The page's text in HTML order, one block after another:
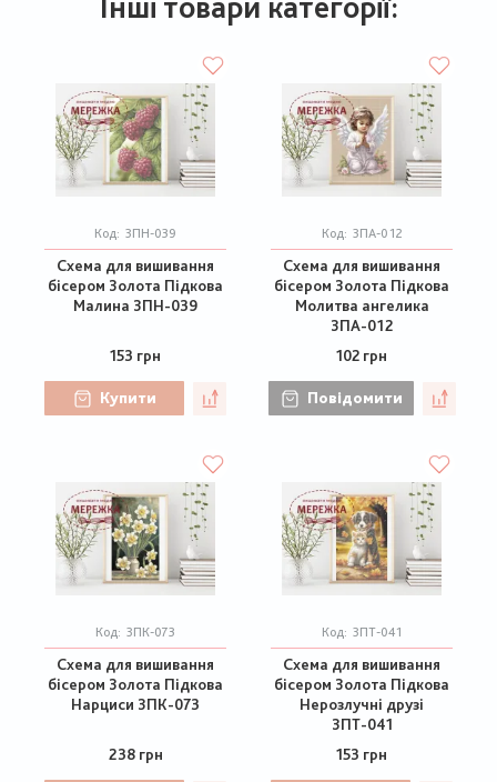
Код: ЗПН-039
Схема для вишивання
бісером Золота Підкова
Малина ЗПН-039
153 грн
Купити
Код: ЗПА-012
Схема для вишивання
бісером Золота Підкова
Молитва ангелика
ЗПА-012
102 грн
Повідомити
Код: ЗПК-073
Схема для вишивання
бісером Золота Підкова
Нарциси ЗПК-073
238 грн
Код: ЗПТ-041
Схема для вишивання
бісером Золота Підкова
Нерозлучні друзі
ЗПТ-041
153 грн